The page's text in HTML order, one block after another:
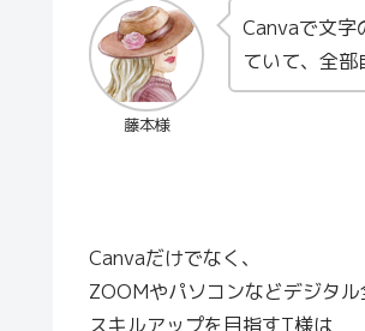
藤本様
Canvaで文字
ていて、全部
Canvaだけでなく、
ZOOMやパソコンなどデジタル
スキルアップを目指すT様は